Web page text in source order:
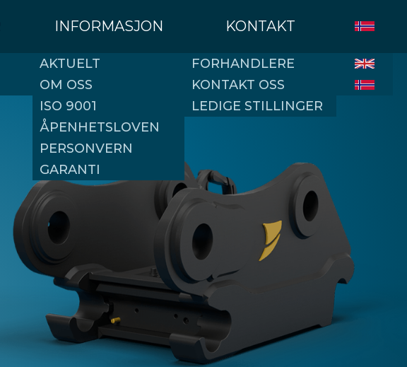
INFORMASJON
AKTUELT
OM OSS
ISO 9001
ÅPENHETSLOVEN
PERSONVERN
GARANTI
KONTAKT
FORHANDLERE
KONTAKT OSS
LEDIGE STILLINGER